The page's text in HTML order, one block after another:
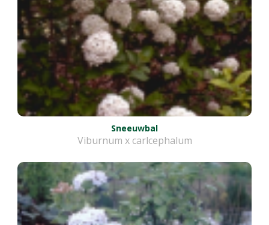
Sneeuwbal
Viburnum x carlcephalum